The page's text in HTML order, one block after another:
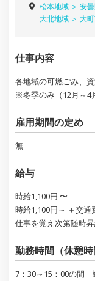
松本地域 ＞ 安
大北地域 ＞ 大
仕事内容
各地域の可燃ごみ、
※冬季のみ（12月～4
雇用期間の定め
無
給与
時給1,100円 〜
時給1,100円～ ＋交通
仕事を覚え次第随時
勤務時間（休憩時
7：30～15：00の間